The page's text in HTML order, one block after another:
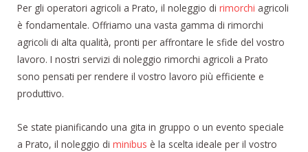
Per gli operatori agricoli a Prato, il noleggio di rimorchi agricoli
è fondamentale. Offriamo una vasta gamma di rimorchi
agricoli di alta qualità, pronti per affrontare le sfide del vostro
lavoro. I nostri servizi di noleggio rimorchi agricoli a Prato
sono pensati per rendere il vostro lavoro più efficiente e
produttivo.
Se state pianificando una gita in gruppo o un evento speciale
a Prato, il noleggio di minibus è la scelta ideale per il vostro